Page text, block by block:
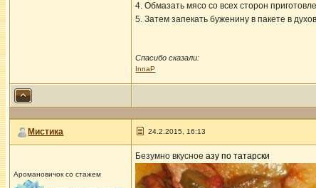
4. Обмазать мясо со всех сторон
5. Затем запекать буженину в пакете в
Спасибо сказали:
InnaP
Мистика 24.2.2015, 16:13
Аромановичок со стажем
Безумно вкусноеазу по татарски